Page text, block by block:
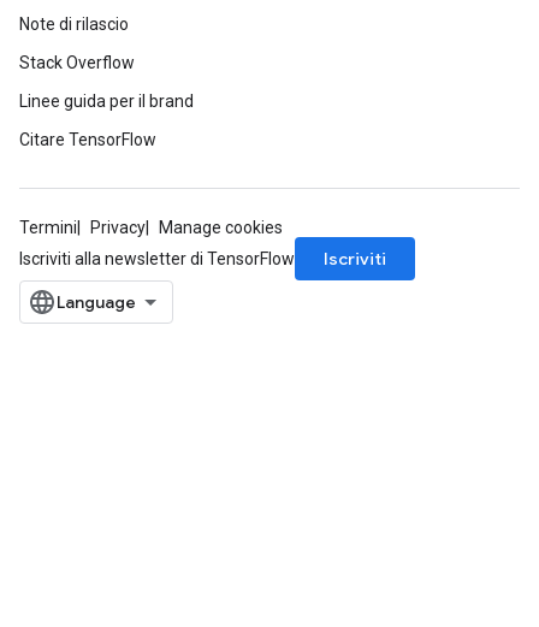
Note di rilascio
Stack Overflow
Linee guida per il brand
Citare TensorFlow
Termini Privacy
Manage cookies
Iscriviti alla newsletter di TensorFlow
Iscriviti